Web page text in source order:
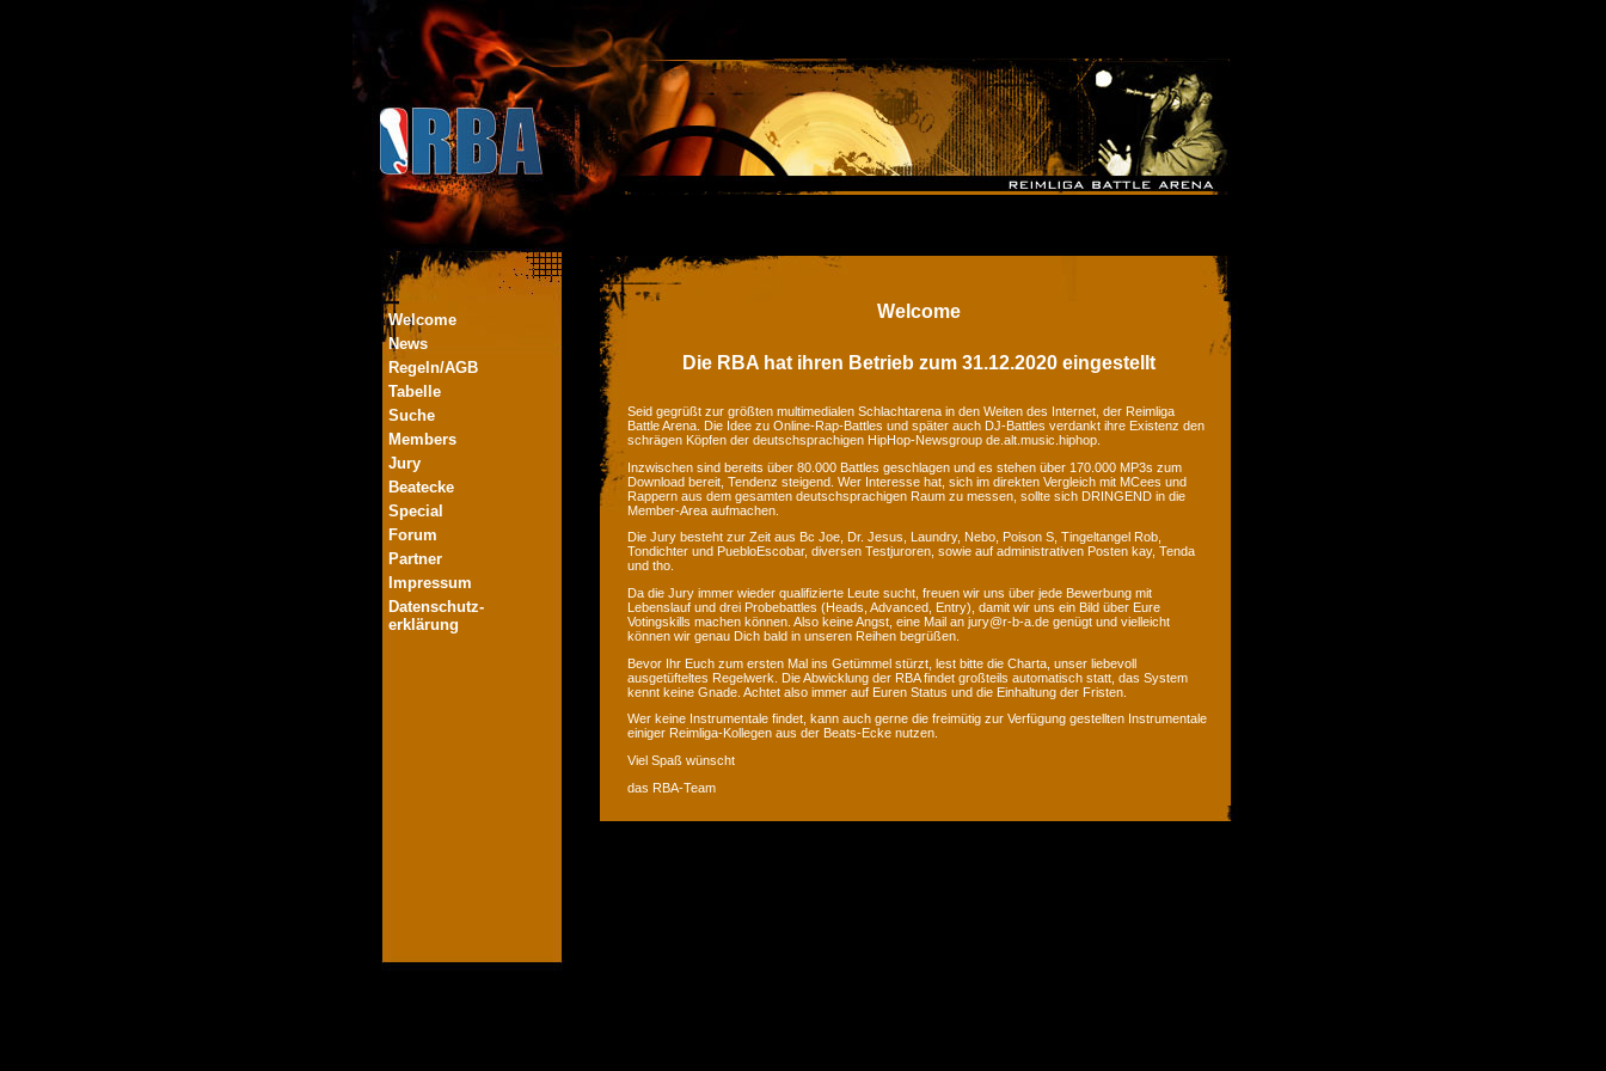
Welcome
News
Regeln/AGB
Tabelle
Suche
Members
Jury
Beatecke
Special
Forum
Partner
Impressum
Datenschutz-
erklärung
Welcome
Die RBA hat ihren Betrieb zum 31.12.2020 eingestellt
Seid gegrüßt zur größten multimedialen Schlachtarena in den Weiten des Internet, der Reimliga
Battle Arena. Die Idee zu Online-Rap-Battles und später auch DJ-Battles verdankt ihre Existenz den
schrägen Köpfen der deutschsprachigen HipHop-Newsgroup de.alt.music.hiphop.
Inzwischen sind bereits über 80.000 Battles geschlagen und es stehen über 170.000 MP3s zum
Download bereit, Tendenz steigend. Wer Interesse hat, sich im direkten Vergleich mit MCees und
Rappern aus dem gesamten deutschsprachigen Raum zu messen, sollte sich DRINGEND in die
Member-Area aufmachen.
Die Jury besteht zur Zeit aus Bc Joe, Dr. Jesus, Laundry, Nebo, Poison S, Tingeltangel Rob,
Tondichter und PuebloEscobar, diversen Testjuroren, sowie auf administrativen Posten kay, Tenda
und tho.
Da die Jury immer wieder qualifizierte Leute sucht, freuen wir uns über jede Bewerbung mit
Lebenslauf und drei Probebattles (Heads, Advanced, Entry), damit wir uns ein Bild über Eure
Votingskills machen können. Also keine Angst, eine Mail an jury@r-b-a.de genügt und vielleicht
können wir genau Dich bald in unseren Reihen begrüßen.
Bevor Ihr Euch zum ersten Mal ins Getümmel stürzt, lest bitte die Charta, unser liebevoll
ausgetüfteltes Regelwerk. Die Abwicklung der RBA findet großteils automatisch statt, das System
kennt keine Gnade. Achtet also immer auf Euren Status und die Einhaltung der Fristen.
Wer keine Instrumentale findet, kann auch gerne die freimütig zur Verfügung gestellten Instrumentale
einiger Reimliga-Kollegen aus der Beats-Ecke nutzen.
Viel Spaß wünscht
das RBA-Team